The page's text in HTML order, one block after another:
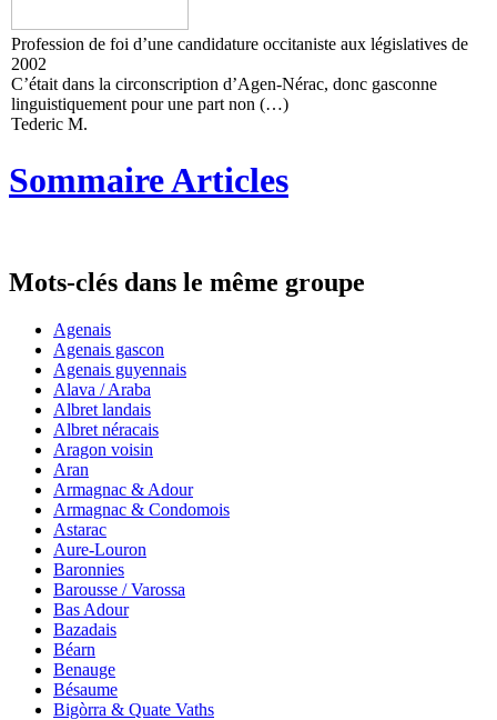
Profession de foi d’une candidature occitaniste aux législatives de
2002
C’était dans la circonscription d’Agen-Nérac, donc gasconne
linguistiquement pour une part non (…)
Tederic M.
Sommaire Articles
Mots-clés dans le même groupe
Agenais
Agenais gascon
Agenais guyennais
Alava / Araba
Albret landais
Albret néracais
Aragon voisin
Aran
Armagnac & Adour
Armagnac & Condomois
Astarac
Aure-Louron
Baronnies
Barousse / Varossa
Bas Adour
Bazadais
Béarn
Benauge
Bésaume
Bigòrra & Quate Vaths